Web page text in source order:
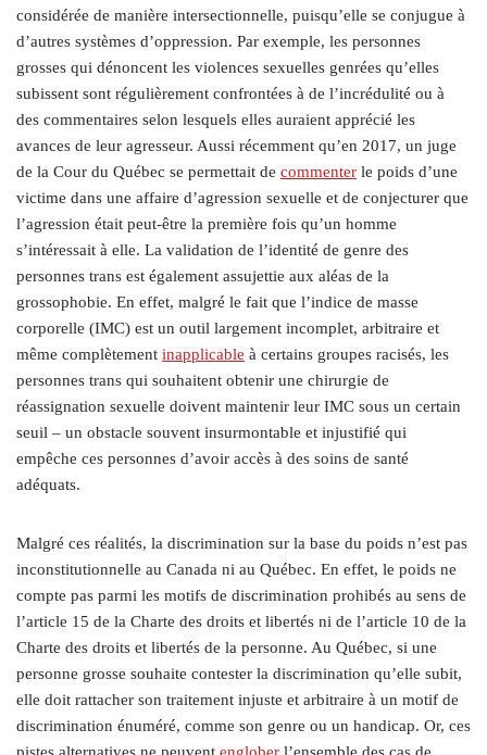
considérée de manière intersectionnelle, puisqu’elle se conjugue à
d’autres systèmes d’oppression. Par exemple, les personnes
grosses qui dénoncent les violences sexuelles genrées qu’elles
subissent sont régulièrement confrontées à de l’incrédulité ou à
des commentaires selon lesquels elles auraient apprécié les
avances de leur agresseur. Aussi récemment qu’en 2017, un juge
de la Cour du Québec se permettait de commenter le poids d’une
victime dans une affaire d’agression sexuelle et de conjecturer que
l’agression était peut-être la première fois qu’un homme
s’intéressait à elle. La validation de l’identité de genre des
personnes trans est également assujettie aux aléas de la
grossophobie. En effet, malgré le fait que l’indice de masse
corporelle (IMC) est un outil largement incomplet, arbitraire et
même complètement inapplicable à certains groupes racisés, les
personnes trans qui souhaitent obtenir une chirurgie de
réassignation sexuelle doivent maintenir leur IMC sous un certain
seuil – un obstacle souvent insurmontable et injustifié qui
empêche ces personnes d’avoir accès à des soins de santé
adéquats.
Malgré ces réalités, la discrimination sur la base du poids n’est pas
inconstitutionnelle au Canada ni au Québec. En effet, le poids ne
compte pas parmi les motifs de discrimination prohibés au sens de
l’article 15 de la Charte des droits et libertés ni de l’article 10 de la
Charte des droits et libertés de la personne. Au Québec, si une
personne grosse souhaite contester la discrimination qu’elle subit,
elle doit rattacher son traitement injuste et arbitraire à un motif de
discrimination énuméré, comme son genre ou un handicap. Or, ces